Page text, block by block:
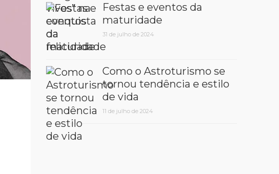
Festas e eventos da
maturidade
31 de julho de 2024
Como o Astroturismo se
tornou tendência e estilo
de vida
11 de julho de 2024